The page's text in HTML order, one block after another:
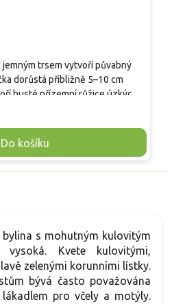
Do košíku
trsem vytvoří půvabný
dorůstá přibližně 5–10 cm
husté přízemní růžice úzkých,
nimiž se v červnu a červenci
spárách, korytech, vyvýšených
Modrofialová barva
bylina s mohutným kulovitým
Kvete kulovitými,
zelenými korunními lístky.
bývá často považována
pro včely a motýly.